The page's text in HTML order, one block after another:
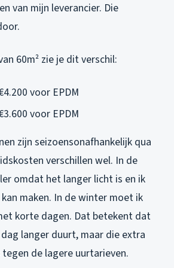
van mijn leverancier. Die
60m² zie je dit verschil:
voor EPDM
voor EPDM
zijn seizoensonafhankelijk qua
verschillen wel. In de
omdat het langer licht is en ik
maken. In de winter moet ik
korte dagen. Dat betekent dat
langer duurt, maar die extra
de lagere uurtarieven.